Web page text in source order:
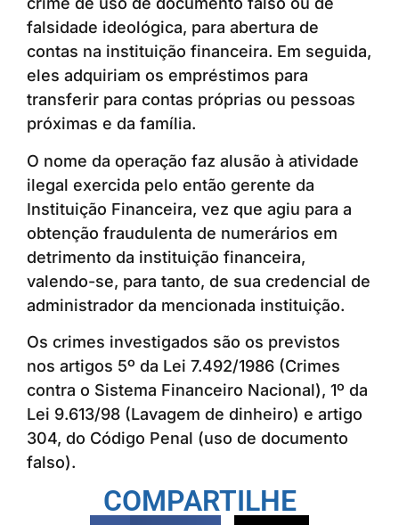
falsidade ideológica, para abertura de
contas na instituição financeira. Em seguida,
eles adquiriam os empréstimos para
transferir para contas próprias ou pessoas
próximas e da família.
O nome da operação faz alusão à atividade
ilegal exercida pelo então gerente da
Instituição Financeira, vez que agiu para a
obtenção fraudulenta de numerários em
detrimento da instituição financeira,
valendo-se, para tanto, de sua credencial de
administrador da mencionada instituição.
Os crimes investigados são os previstos
nos artigos 5º da Lei 7.492/1986 (Crimes
contra o Sistema Financeiro Nacional), 1º da
Lei 9.613/98 (Lavagem de dinheiro) e artigo
304, do Código Penal (uso de documento
falso).
COMPARTILHE